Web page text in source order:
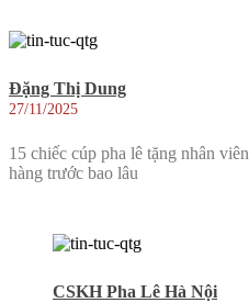
Đặng Thị Dung
27/11/2025
15 chiếc cúp pha lê tặng nhân
hàng trước bao lâu
CSKH Pha Lê Hà Nội